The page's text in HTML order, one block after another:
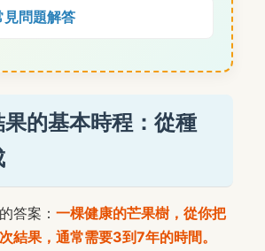
見問題解答
的基本時程：從種
答案： 一棵健康的芒果樹，從你把
結果，通常需要3到7年的時間。